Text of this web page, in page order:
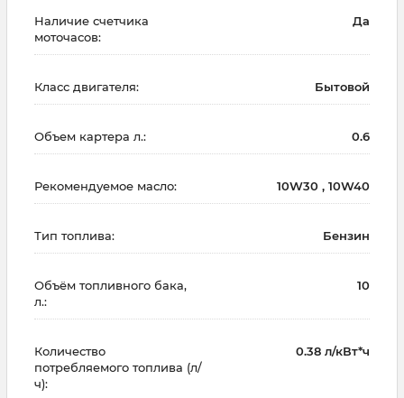
Наличие счетчика
моточасов:
Да
Класс двигателя: Бытовой
Объем картера л.: 0.6
Рекомендуемое масло: 10W30 , 10W40
Тип топлива: Бензин
Объём топливного бака,
л.:
10
Количество
потребляемого топлива (л/
ч):
0.38 л/кВт*ч